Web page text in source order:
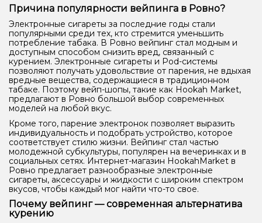
Причина популярности вейпинга в Ровно?
Электронные сигареты за последние годы стали
популярными среди тех, кто стремится уменьшить
потребление табака. В Ровно вейпинг стал модным и
доступным способом снизить вред, связанный с
курением. Электронные сигареты и Pod-системы
позволяют получать удовольствие от парения, не вдыхая
вредные вещества, содержащиеся в традиционном
табаке. Поэтому вейп-шопы, такие как Hookah Market,
предлагают в Ровно большой выбор современных
моделей на любой вкус.
Кроме того, парение электронок позволяет выразить
индивидуальность и подобрать устройство, которое
соответствует стилю жизни. Вейпинг стал частью
молодежной субкультуры, популярен на вечеринках и в
социальных сетях. Интернет-магазин HookahMarket в
Ровно предлагает разнообразные электронные
сигареты, аксессуары и жидкости с широким спектром
вкусов, чтобы каждый мог найти что-то свое.
Почему вейпинг — современная альтернатива
курению